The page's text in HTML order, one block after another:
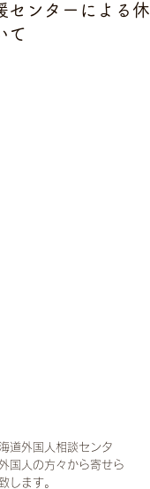
センターによる休
て
道外国人相談センタ
国人の方々から寄せら
します。